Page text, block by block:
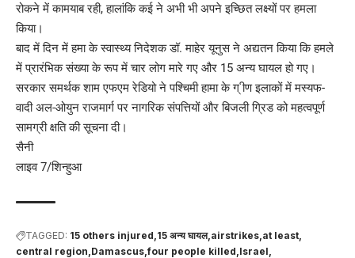
रोकने में कामयाब रही, हालांकि कई ने अभी भी अपने इच्छित लक्ष्यों पर हमला
किया।
बाद में दिन में हमा के स्वास्थ्य निदेशक डॉ. माहेर यूनुस ने अद्यतन किया कि हमले
में प्रारंभिक संख्या के रूप में चार लोग मारे गए और 15 अन्य घायल हो गए।
सरकार समर्थक शाम एफएम रेडियो ने पश्चिमी हामा के ग् ीण इलाकों में मस्यफ-
वादी अल-ओयुन राजमार्ग पर नागरिक संपत्तियों और बिजली ग्रिड को महत्वपूर्ण
सामग्री क्षति की सूचना दी।
सैनी
लाइव 7/शिन्हुआ
TAGGED: 15 others injured 15 अन्य घायल airstrikes at least
central region Damascus four people killed Israel